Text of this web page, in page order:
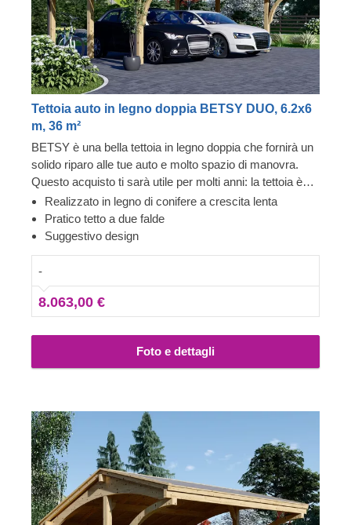
Tettoia auto in legno doppia BETSY DUO, 6.2x6
m, 36 m²
BETSY è una bella tettoia in legno doppia che fornirà un
solido riparo alle tue auto e molto spazio di manovra.
Questo acquisto ti sarà utile per molti anni: la tettoia è
realizzata in legno di conifere a crescita lenta, assi con
incastro maschio/femmina e ha una garanzia di 5-10
anni. È ora di migliorare il tuo giardino e risparmiare il
Realizzato in legno di conifere a crescita lenta
Pratico tetto a due falde
Suggestivo design
-
8.063,00 €
Foto e dettagli